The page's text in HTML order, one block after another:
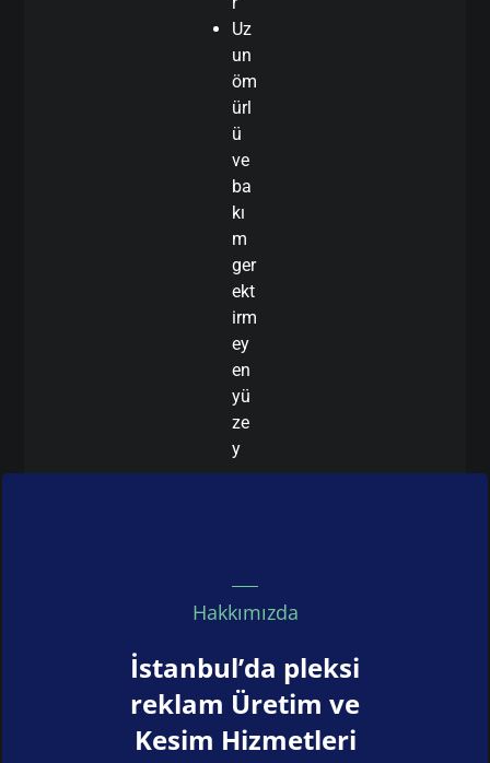
Uz
un
öm
ürl
ü
ve
ba
kı
m
ger
ekt
irm
ey
en
yü
ze
y
Hakkımızda
İstanbul’da pleksi
reklam Üretim ve
Kesim Hizmetleri